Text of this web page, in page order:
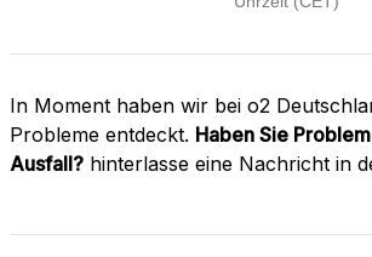
In Moment haben wir bei o2
Probleme entdeckt. Haben Sie
Ausfall? hinterlasse eine Nachricht in